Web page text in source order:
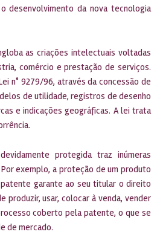
desenvolvimento da nova tecnologia
as criações intelectuais voltadas
comércio e prestação de serviços.
n° 9279/96, através da concessão de
de utilidade, registros de desenho
e indicações geográficas. A lei trata
protegida traz inúmeras
exemplo, a proteção de um produto
garante ao seu titular o direito
produzir, usar, colocar à venda, vender
coberto pela patente, o que se
de mercado.